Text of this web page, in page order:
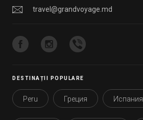
travel@grandvoyage.md
DESTINAȚII POPULARE
Peru Греция Испания